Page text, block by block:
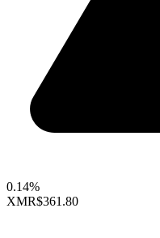
0.14%
XMR$361.80